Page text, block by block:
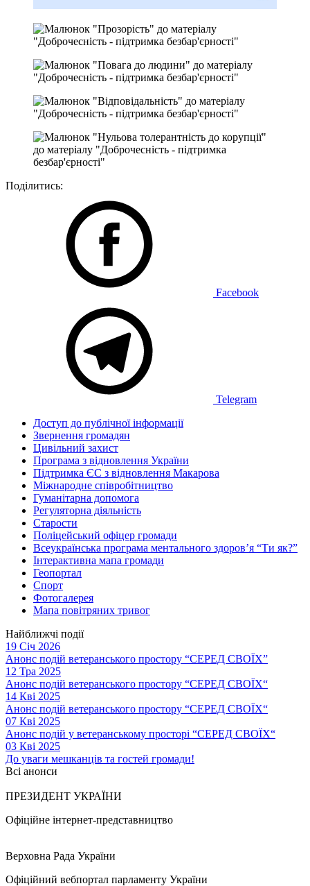
Поділитись:
Facebook
Telegram
Доступ до публічної інформації
Звернення громадян
Цивільний захист
Програма з відновлення України
Підтримка ЄС з відновлення Макарова
Міжнародне співробітництво
Гуманітарна допомога
Регуляторна діяльність
Старости
Поліцейський офіцер громади
Всеукраїнська програма ментального здоров’я “Ти як?”
Інтерактивна мапа громади
Геопортал
Спорт
Фотогалерея
Мапа повітряних тривог
Найближчі події
19 Січ 2026
Анонс подій ветеранського простору “СЕРЕД СВОЇХ”
12 Тра 2025
Анонс подій ветеранського простору “СЕРЕД СВОЇХ“
14 Кві 2025
Анонс подій ветеранського простору “СЕРЕД СВОЇХ“
07 Кві 2025
Анонс подій у ветеранському просторі “СЕРЕД СВОЇХ“
03 Кві 2025
До уваги мешканців та гостей громади!
Всі анонси
ПРЕЗИДЕНТ УКРАЇНИ
Офіційне інтернет-представництво
Верховна Рада України
Офіційний вебпортал парламенту України